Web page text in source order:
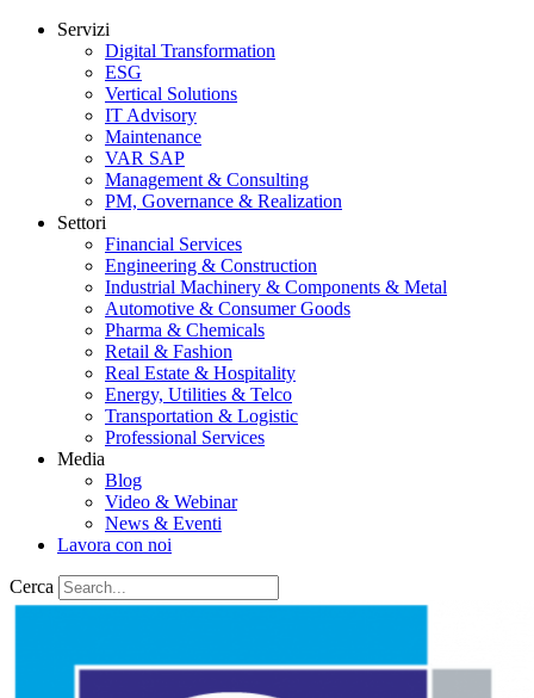
Servizi
Digital Transformation
ESG
Vertical Solutions
IT Advisory
Maintenance
VAR SAP
Management & Consulting
PM, Governance & Realization
Settori
Financial Services
Engineering & Construction
Industrial Machinery & Components & Metal
Automotive & Consumer Goods
Pharma & Chemicals
Retail & Fashion
Real Estate & Hospitality
Energy, Utilities & Telco
Transportation & Logistic
Professional Services
Media
Blog
Video & Webinar
News & Eventi
Lavora con noi
Cerca